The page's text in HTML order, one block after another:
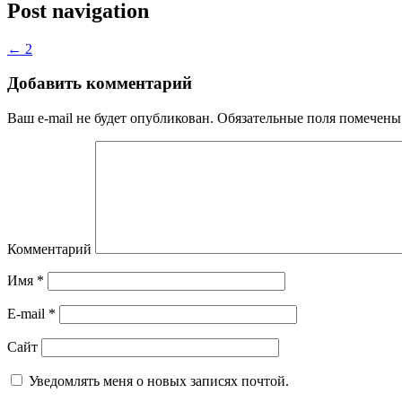
Post navigation
← 2
Добавить комментарий
Ваш e-mail не будет опубликован. Обязательные поля
Комментарий
Имя *
E-mail *
Сайт
Уведомлять меня о новых записях почтой.